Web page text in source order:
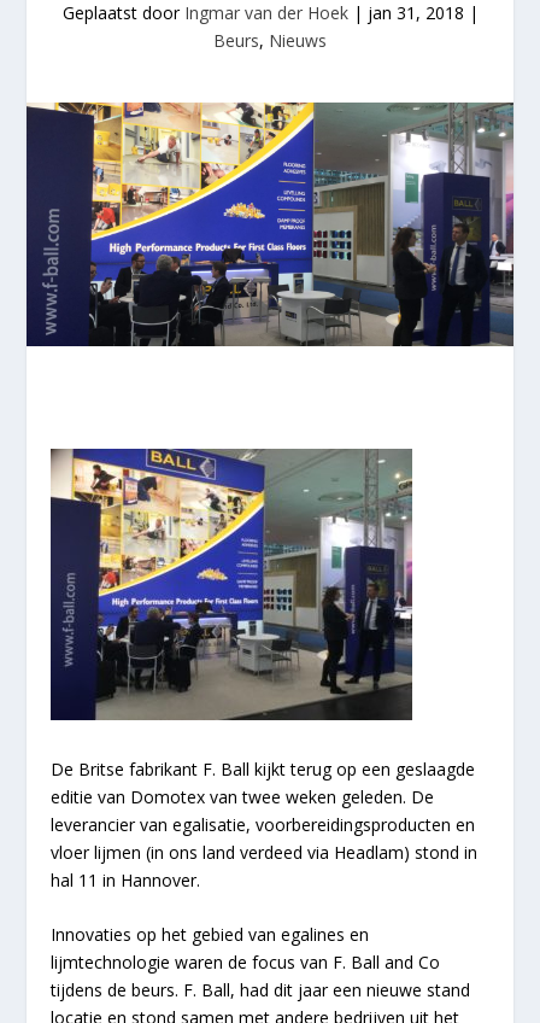
Geplaatst door Ingmar van der Hoek| jan 31, 2018 |
Beurs, Nieuws
De Britse fabrikant F. Ball kijkt terug op een geslaagde
editie van Domotex van twee weken geleden. De
leverancier van egalisatie, voorbereidingsproducten en
vloer lijmen (in ons land verdeed via Headlam) stond in
hal 11 in Hannover.
Innovaties op het gebied van egalines en
lijmtechnologie waren de focus van F. Ball and Co
tijdens de beurs. F. Ball, had dit jaar een nieuwe stand
locatie en stond samen met andere bedrijven uit het